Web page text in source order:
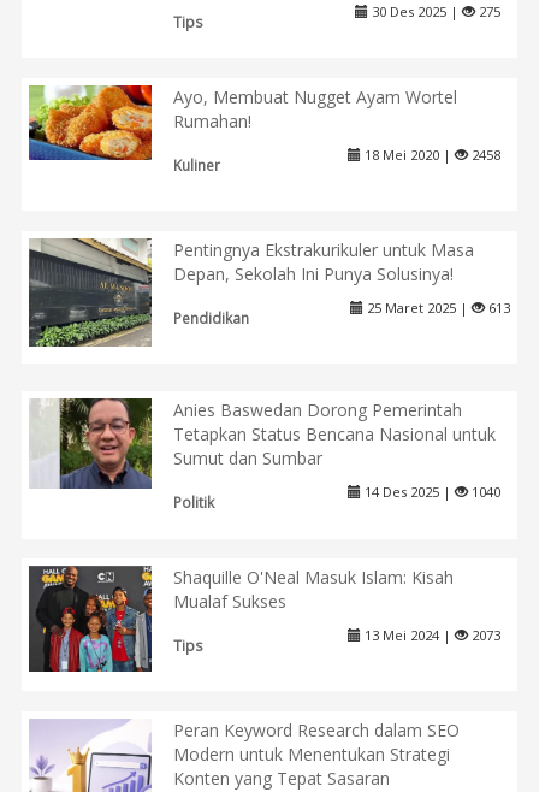
Tips
30 Des 2025 | 275
Ayo, Membuat Nugget Ayam Wortel
Rumahan!
Kuliner
18 Mei 2020 | 2458
Pentingnya Ekstrakurikuler untuk Masa
Depan, Sekolah Ini Punya Solusinya!
Pendidikan
25 Maret 2025 | 613
Anies Baswedan Dorong Pemerintah
Tetapkan Status Bencana Nasional untuk
Sumut dan Sumbar
Politik
14 Des 2025 | 1040
Shaquille O'Neal Masuk Islam: Kisah
Mualaf Sukses
Tips
13 Mei 2024 | 2073
Peran Keyword Research dalam SEO
Modern untuk Menentukan Strategi
Konten yang Tepat Sasaran